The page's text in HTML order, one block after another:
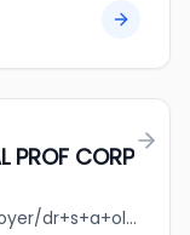
PROF CORP
jobbank.gc.ca/browsejobs/employer/dr+s+a+oloko+medical+prof+corp/ca